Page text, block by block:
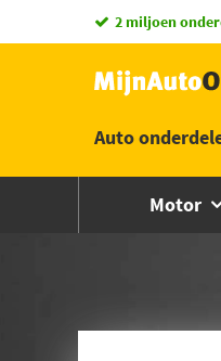
2 miljoen
Auto
Motor